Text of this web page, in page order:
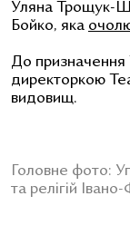
Уляна Трощук-
Бойко, яка
До
директоркою
видовищ.
Головне фото:
та релігій